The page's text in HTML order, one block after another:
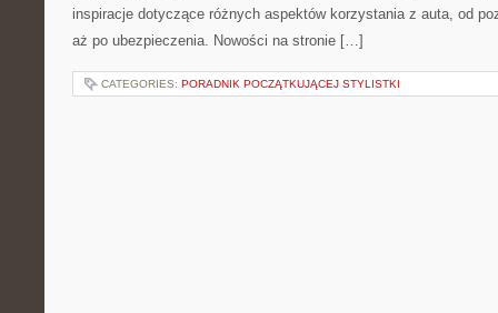
inspiracje dotyczące różnych aspektów korzystania z auta, od
aż po ubezpieczenia. Nowości na stronie […]
CATEGORIES: PORADNIK POCZĄTKUJĄCEJ STYLISTKI